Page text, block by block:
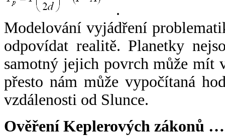
.
Modelování vyjádření
odpovídat realitě. Planetky
samotný jejich povrch může mít
přesto nám může vypočítaná
vzdálenosti od Slunce.
Ověření Keplerových zákonů …